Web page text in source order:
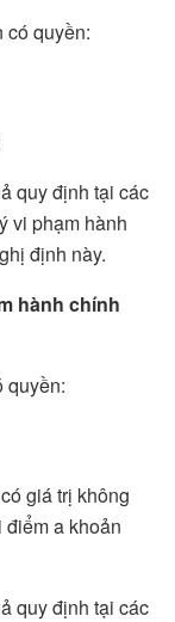
có quyền:
quy định tại các
vi phạm hành
định này.
hành chính
quyền:
giá trị không
a khoản
quy định tại các